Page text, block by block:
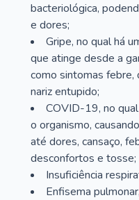
bacteriológica,
e dores;
Gripe, no qual há
que atinge desde a
como sintomas febre,
nariz entupido;
COVID-19, no
o organismo,
até dores, cansaço,
desconfortos e tosse;
Insuficiência
Enfisema